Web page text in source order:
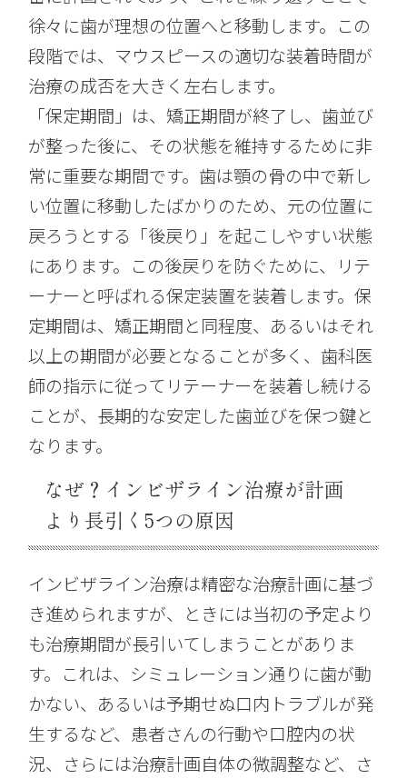
徐々に歯が理想の位置へと移動します。この
段階では、マウスピースの適切な装着時間が
治療の成否を大きく左右します。
「保定期間」は、矯正期間が終了し、歯並び
が整った後に、その状態を維持するために非
常に重要な期間です。歯は顎の骨の中で新し
い位置に移動したばかりのため、元の位置に
戻ろうとする「後戻り」を起こしやすい状態
にあります。この後戻りを防ぐために、リテ
ーナーと呼ばれる保定装置を装着します。保
定期間は、矯正期間と同程度、あるいはそれ
以上の期間が必要となることが多く、歯科医
師の指示に従ってリテーナーを装着し続ける
ことが、長期的な安定した歯並びを保つ鍵と
なります。
なぜ？インビザライン治療が計画
より長引く5つの原因
インビザライン治療は精密な治療計画に基づ
き進められますが、ときには当初の予定より
も治療期間が長引いてしまうことがありま
す。これは、シミュレーション通りに歯が動
かない、あるいは予期せぬ口内トラブルが発
生するなど、患者さんの行動や口腔内の状
況、さらには治療計画自体の微調整など、さ